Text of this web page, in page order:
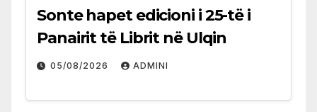
Sonte hapet edicioni i 25-të i
Panairit të Librit në Ulqin
05/08/2026 ADMINI